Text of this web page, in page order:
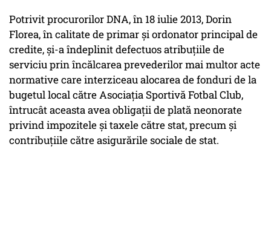
Potrivit procurorilor DNA, în 18 iulie 2013, Dorin
Florea, în calitate de primar şi ordonator principal de
credite, şi-a îndeplinit defectuos atribuţiile de
serviciu prin încălcarea prevederilor mai multor acte
normative care interziceau alocarea de fonduri de la
bugetul local către Asociaţia Sportivă Fotbal Club,
întrucât aceasta avea obligaţii de plată neonorate
privind impozitele şi taxele către stat, precum şi
contribuţiile către asigurările sociale de stat.